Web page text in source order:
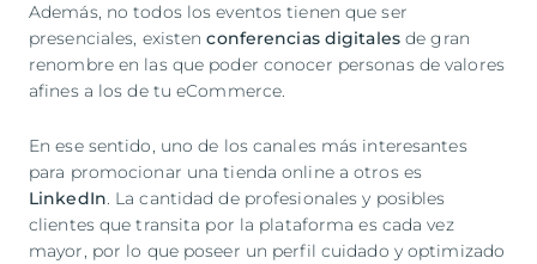
Además, no todos los eventos tienen que ser
presenciales, existen conferencias digitalesde gran
renombre en las que poder conocer personas de valores
afines a los de tu eCommerce.
En ese sentido, uno de los canales más interesantes
para promocionar una tienda online a otros es
LinkedIn. La cantidad de profesionales y posibles
clientes que transita por la plataforma es cada vez
mayor, por lo que poseer un perfil cuidado y optimizado